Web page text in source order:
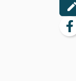
edit
facebook